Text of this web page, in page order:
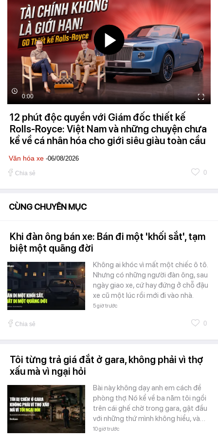
0:00
12 phút độc quyền với Giám đốc thiết kế
Rolls-Royce: Việt Nam và những chuyện chưa
kể về cá nhân hóa cho giới siêu giàu toàn cầu
Văn hóa xe -06/08/2026
Chia sẻ 0
CÙNG CHUYÊN MỤC
Khi đàn ông bán xe: Bán đi một 'khối sắt', tạm
biệt một quãng đời
Không ai khóc vì mất một chiếc ô tô.
Nhưng có những người đàn ông, sau
ngày giao xe, cứ hay đứng ở chỗ đậu
xe cũ một lúc rồi mới đi vào nhà.
5 giờ trước
Chia sẻ 0
Tôi từng trả giá đắt ở gara, không phải vì thợ
xấu mà vì ngại hỏi
Bài này không dạy anh em cách đề
phòng thợ. Nó kể về ba năm tôi ngồi
trên cái ghế chờ trong gara, gật đầu
với những thứ mình không hiểu, và…
10 giờ trước